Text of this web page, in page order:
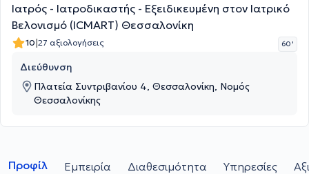
Ιατρός - Ιατροδικαστής - Εξειδικευμένη στον Ιατρικό
Βελονισμό (ICMART) Θεσσαλονίκη
10|27 αξιολογήσεις 60 '
Διεύθυνση
Πλατεία Συντριβανίου 4, Θεσσαλονίκη, Νομός
Θεσσαλονίκης
Προφίλ Εμπειρία Διαθεσιμότητα Υπηρεσίες